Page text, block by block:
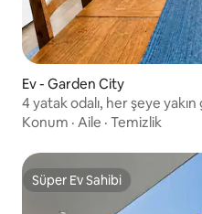
Ev - Garden City
4 yatak odalı, her şeye
Konum · Aile · Temizlik
Süper Ev Sahibi
Süper Ev Sahibi